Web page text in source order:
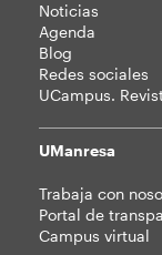
Noticias
Agenda
Blog
Redes sociales
UCampus.
UManresa
Trabaja con
Portal de
Campus virtual